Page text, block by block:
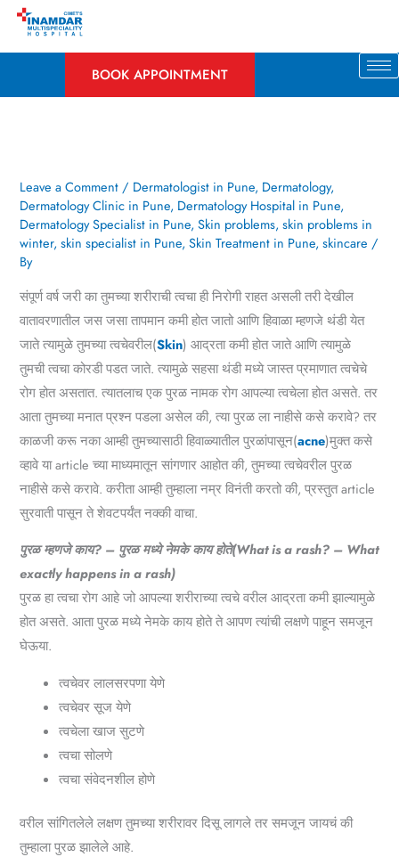
Skip
BOOK APPOINTMENT
Leave a Comment / Dermatologist in Pune, Dermatology,
Dermatology Clinic in Pune, Dermatology Hospital in Pune,
Dermatology Specialist in Pune,Skin problems,skin problems in
winter,skin specialist in Pune,Skin Treatment in Pune,skincare /
By
संपूर्ण वर्ष जरी का तुमच्या शरीराची त्वचा ही निरोगी राहत असली तरी देखील
वातावरणातील जस जसा तापमान कमी होत जातो आणि हिवाळा म्हणजे थंडी येत
जाते त्यामुळे तुमच्या त्वचेवरील(Skin) आद्रता कमी होत जाते आणि त्यामुळे
तुमची त्वचा कोरडी पडत जाते. त्यामुळे सहसा थंडी मध्ये जास्त प्रमाणात त्वचेचे
रोग होत असतात. त्यातलाच एक पुरळ नामक रोग आपल्या त्वचेला होत असते. तर
आता तुमच्या मनात प्रश्न पडला असेल की, त्या पुरळ ला नाहीसे कसे करावे? तर
काळजी करू नका आम्ही तुमच्यासाठीहिवाळ्यातील पुरळांपासून(acne)मुक्त कसे
व्हावेया article च्या माध्यमातून सांगणार आहोत की, तुमच्या त्वचेवरील पुरळ
नाहीसे कसे करावे. करीता आम्ही तुम्हाला नम्र विनंती करतो की, प्रस्तुत article
सुरवाती पासून ते शेवटपर्यंत नक्की वाचा.
पुरळ म्हणजे काय? – पुरळ मध्ये नेमके काय होते(What is a rash? – What
exactly happens in a rash)
पुरळ हा त्वचा रोग आहे जो आपल्या शरीराच्या त्वचे वरील आद्रता कमी झाल्यामुळे
होत असते. आता पुरळ मध्ये नेमके काय होते ते आपण त्यांची लक्षणे पाहून समजून
घेऊया.
त्वचेवर लालसरपणा येणे
त्वचेवर सूज येणे
त्वचेला खाज सुटणे
त्वचा सोलणे
त्वचा संवेदनशील होणे
वरील सांगितलेले लक्षण तुमच्या शरीरावर दिसू लागले तर समजून जायचं की
तुम्हाला पुरळ झालेले आहे.